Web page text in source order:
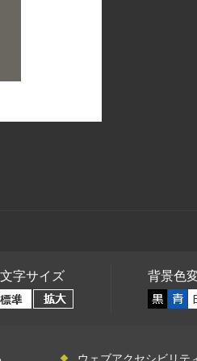
文字サイズ 背景色
ウェブアクセシビリテ